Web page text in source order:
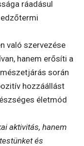
ráadásul
való szervezése
hanem erősíti a
során
hozzáállást
életmód
aktivitás, hanem
és